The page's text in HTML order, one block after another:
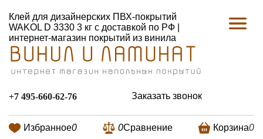
Клей для дизайнерских ПВХ-покрытий
WAKOL D 3330 3 кг с доставкой по РФ |
интернет-магазин покрытий из винила
+7 495-660-62-76 Заказать звонок
Избранное0 0Сравнение Корзина0